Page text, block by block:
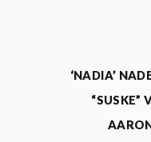
‘NADIA’
“SUSKE”